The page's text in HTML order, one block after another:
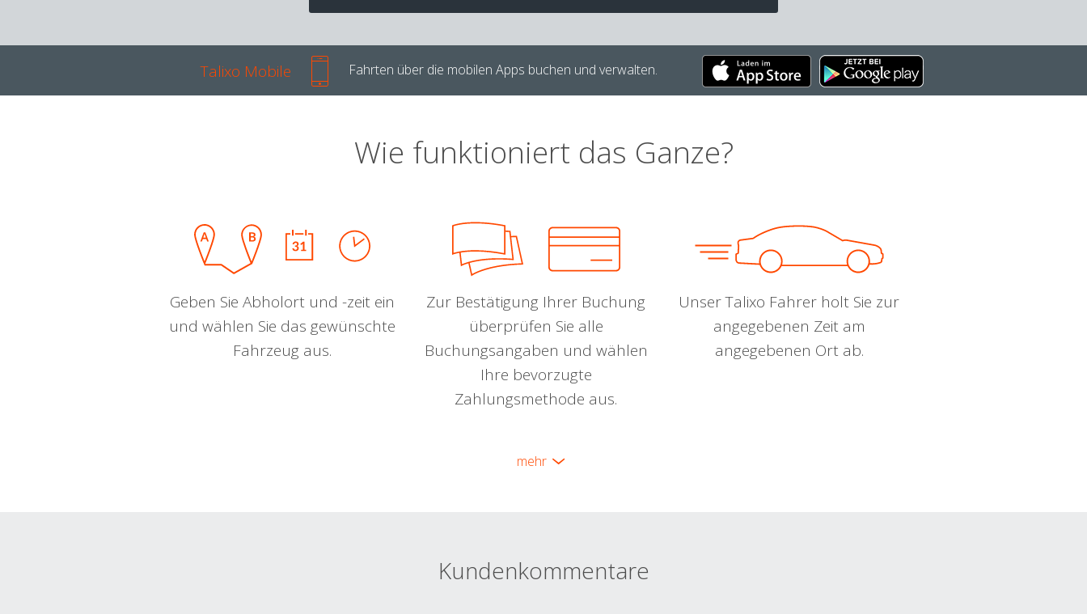
Talixo Mobile Fahrten über die mobilen Apps buchen und verwalten.
Wie funktioniert das Ganze?
Geben Sie Abholort und -zeit ein
und wählen Sie das gewünschte
Fahrzeug aus.
Zur Bestätigung Ihrer Buchung
überprüfen Sie alle
Buchungsangaben und wählen
Ihre bevorzugte
Zahlungsmethode aus.
Unser Talixo Fahrer holt Sie zur
angegebenen Zeit am
angegebenen Ort ab.
mehr
Kundenkommentare